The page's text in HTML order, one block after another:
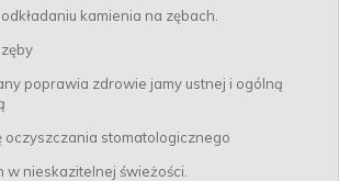
kamienia na zębach.
poprawia zdrowie jamy ustnej i ogólną
oczyszczania stomatologicznego
nieskazitelnej świeżości.